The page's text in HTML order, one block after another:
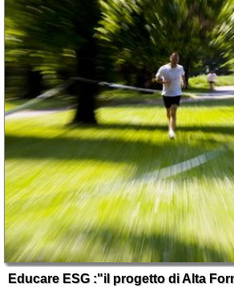
Educare ESG :"il progetto di Alta